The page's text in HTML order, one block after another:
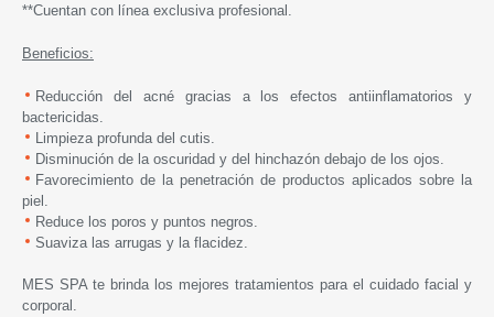
**Cuentan con línea exclusiva profesional.
Beneficios:
Reducción del acné gracias a los efectos antiinflamatorios y
bactericidas.
Limpieza profunda del cutis.
Disminución de la oscuridad y del hinchazón debajo de los ojos.
Favorecimiento de la penetración de productos aplicados sobre la
piel.
Reduce los poros y puntos negros.
Suaviza las arrugas y la flacidez.
MES SPA te brinda los mejores tratamientos para el cuidado facial y
corporal.